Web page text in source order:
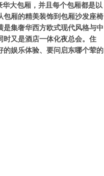
大包厢，并且每个包厢都是以
厢的精美装饰到包厢沙发座椅
集奢华西方欧式现代风格与中
时又是酒店一体化夜总会。住
娱乐体验、要问启东哪个荤的